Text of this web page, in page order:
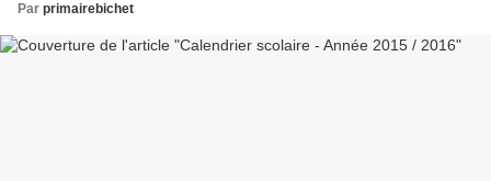
Par primairebichet